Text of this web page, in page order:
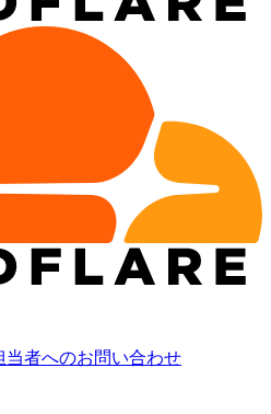
当者へのお問い合わせ